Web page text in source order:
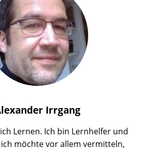
Irrgang
Lernen. Ich bin Lernhelfer und
möchte vor allem vermitteln,